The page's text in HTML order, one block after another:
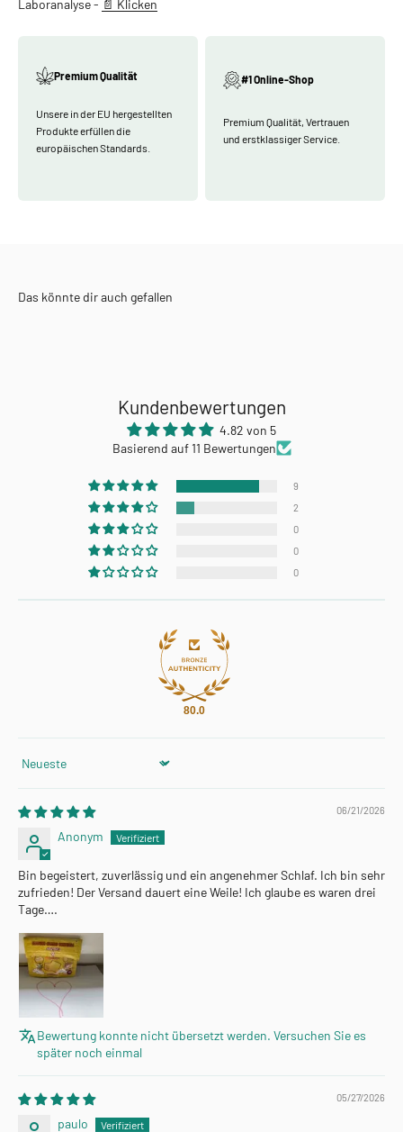
Laboranalyse - 📄 Klicken
Premium Qualität
Unsere in der EU hergestellten
Produkte erfüllen die
europäischen Standards.
#1 Online-Shop
Premium Qualität, Vertrauen
und erstklassiger Service.
Kundenbewertungen
4.82 von 5
Basierend auf 11 Bewertungen
9
2
0
0
0
80.0
Sort by
06/21/2026
Anonym
Bin begeistert, zuverlässig und ein angenehmer Schlaf. Ich bin sehr
zufrieden! Der Versand dauert eine Weile! Ich glaube es waren drei
Tage….
Bewertung konnte nicht übersetzt werden. Versuchen Sie es
später noch einmal
05/27/2026
paulo